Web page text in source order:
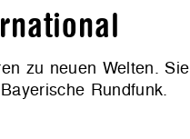
zu neuen Welten. Sie
Rundfunk.